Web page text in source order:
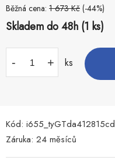
Běžná cena: 1 673 Kč (-44%)
Skladem do 48h (1 ks)
- + ks
Kód: i655_tyGTda412815cd
Záruka: 24 měsíců